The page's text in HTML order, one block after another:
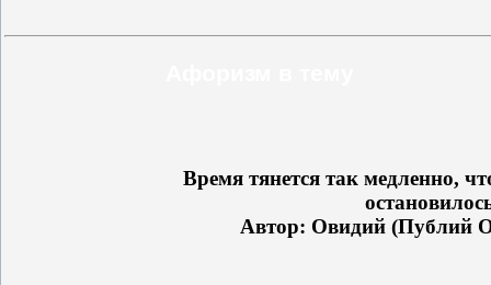
Время тянется так медленно,
Автор: Овидий (Публий